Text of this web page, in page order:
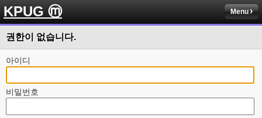
KPUG ⓜ Menu
권한이 없습니다.
아이디
비밀번호